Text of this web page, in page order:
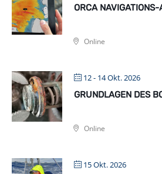
ORCA
Online
12 - 14 Okt. 2026
GRUNDLAGEN DES
Online
15 Okt. 2026